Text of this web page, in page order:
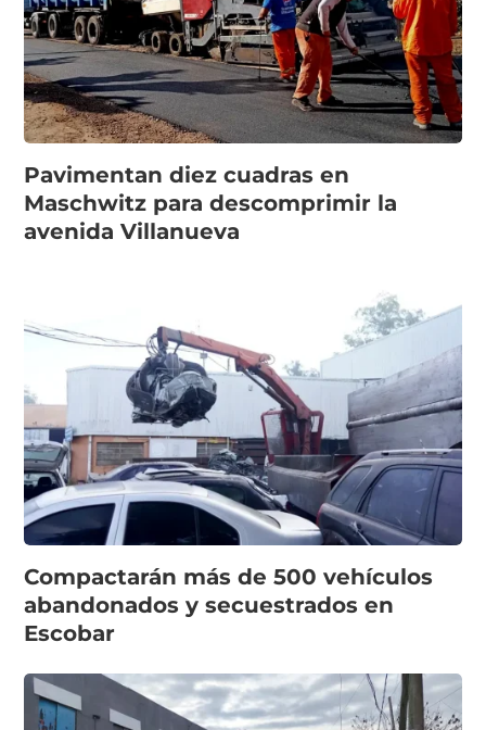
Pavimentan diez cuadras en
Maschwitz para descomprimir la
avenida Villanueva
Compactarán más de 500 vehículos
abandonados y secuestrados en
Escobar